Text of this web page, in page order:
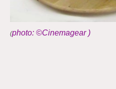
(photo: ©Cinemagear )